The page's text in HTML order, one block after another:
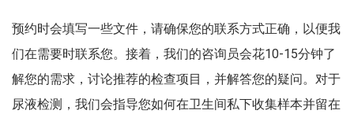
预约时会填写一些文件，请确保您的联系方式正确，以便我
们在需要时联系您。接着，我们的咨询员会花10-15分钟了
解您的需求，讨论推荐的检查项目，并解答您的疑问。对于
尿液检测，我们会指导您如何在卫生间私下收集样本并留在